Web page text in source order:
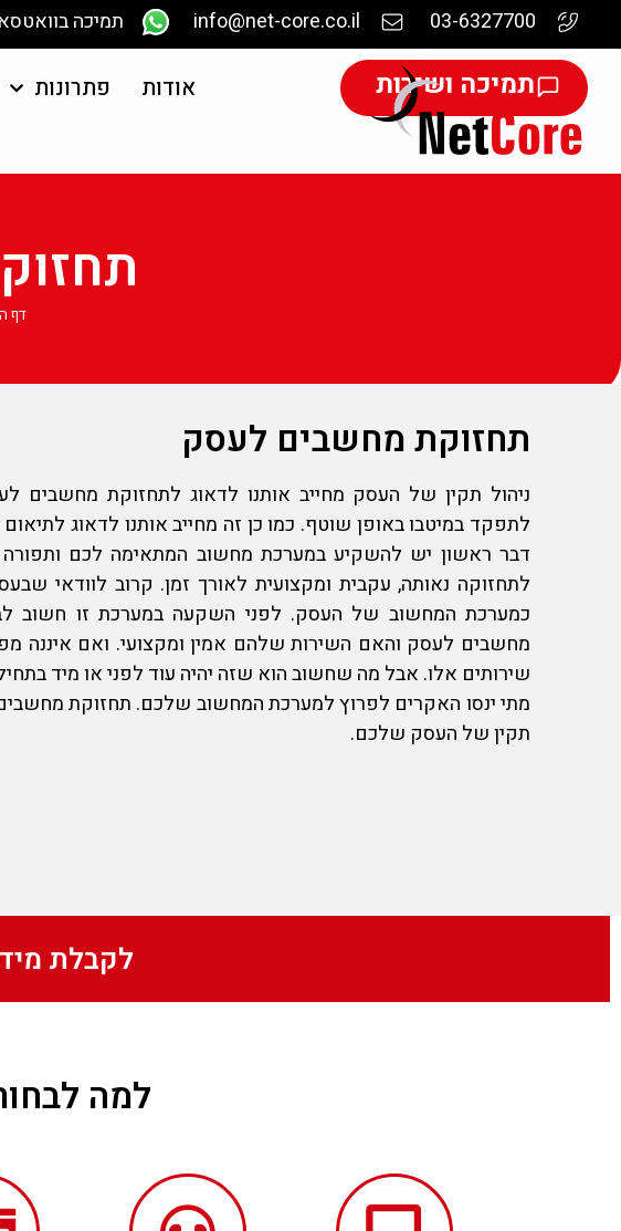
03-6327700
info@net-core.co.il תמיכה בוואטסאפ: 03-
תמיכה ושירות אודות פתרונות
דף
תחזוקת מחשבים לעסק
ניהול תקין של העסק מחייב אותנו לדאוג לתחזוקת מחשבים
לתפקד במיטבו באופן שוטף. כמו כן זה מחייב אותנו לדאוג
דבר ראשון יש להשקיע במערכת מחשוב המתאימה לכם
לתחזוקה נאותה, עקבית ומקצועית לאורך זמן. קרוב לוודאי
כמערכת המחשוב של העסק. לפני השקעה במערכת זו חשוב
מחשבים לעסק והאם השירות שלהם אמין ומקצועי. ואם איננה
שירותים אלו. אבל מה שחשוב הוא שזה יהיה עוד לפני או מיד
מתי ינסו האקרים לפרוץ למערכת המחשוב שלכם. תחזוקת
תקין של העסק שלכם.
לקבלת
למה